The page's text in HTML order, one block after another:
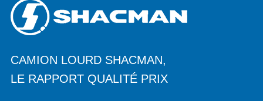
CAMION LOURD SHACMAN,
LE RAPPORT QUALITÉ PRIX